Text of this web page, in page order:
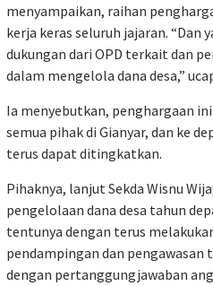
menyampaikan, raihan
kerja keras seluruh jajaran. “Dan
dukungan dari OPD terkait dan
dalam mengelola dana desa,”
Ia menyebutkan, penghargaan
semua pihak di Gianyar, dan ke
terus dapat ditingkatkan.
Pihaknya, lanjut Sekda Wisnu
pengelolaan dana desa tahun
tentunya dengan terus
pendampingan dan pengawasan
dengan pertanggungjawaban